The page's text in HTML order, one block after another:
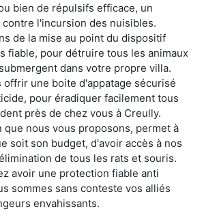
bien de répulsifs efficace, un
l'incursion des nuisibles.
de la mise au point du dispositif
fiable, pour détruire tous les animaux
dans votre propre villa.
offrir une boite d'appatage sécurisé
pour éradiquer facilement tous
près de chez vous à Creully.
que nous vous proposons, permet à
soit son budget, d'avoir accès à nos
de tous les rats et souris.
avoir une protection fiable anti
sommes sans conteste vos alliés
envahissants.